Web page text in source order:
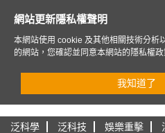
泛科學 泛科技 娛樂重擊
網站更新隱私權聲明
本網站使用 cookie 及其他相關技術分析
的網站，您確認並同意本網站的隱私權政
我知道了